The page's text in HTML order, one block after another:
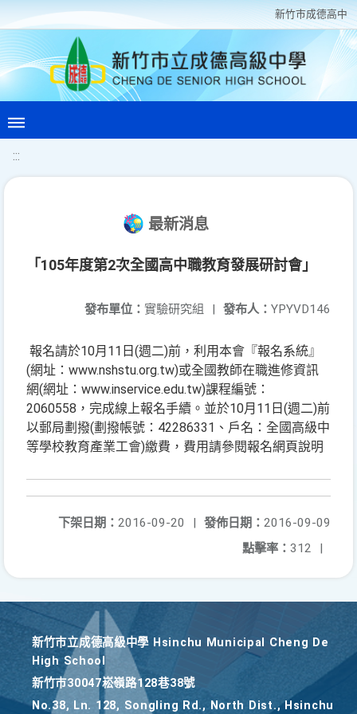
新竹巿成德高中
:::
最新消息
「105年度第2次全國高中職教育發展研討會」
發布人： YPYVD146
發布單位： 實驗研究組 |
報名請於10月11日(週二)前，利用本會『報名系統』
(網址：www.nshstu.org.tw)或全國教師在職進修資訊
網(網址：www.inservice.edu.tw)課程編號：
2060558，完成線上報名手續。並於10月11日(週二)前
以郵局劃撥(劃撥帳號：42286331、戶名：全國高級中
等學校教育產業工會)繳費，費用請參閱報名網頁說明
發佈日期： 2016-09-09
下架日期： 2016-09-20
|
點擊率： 312 |
新竹巿立成德高級中學 Hsinchu Municipal Cheng De
High School
新竹巿30047崧嶺路128巷38號
No.38, Ln. 128, Songling Rd., North Dist., Hsinchu